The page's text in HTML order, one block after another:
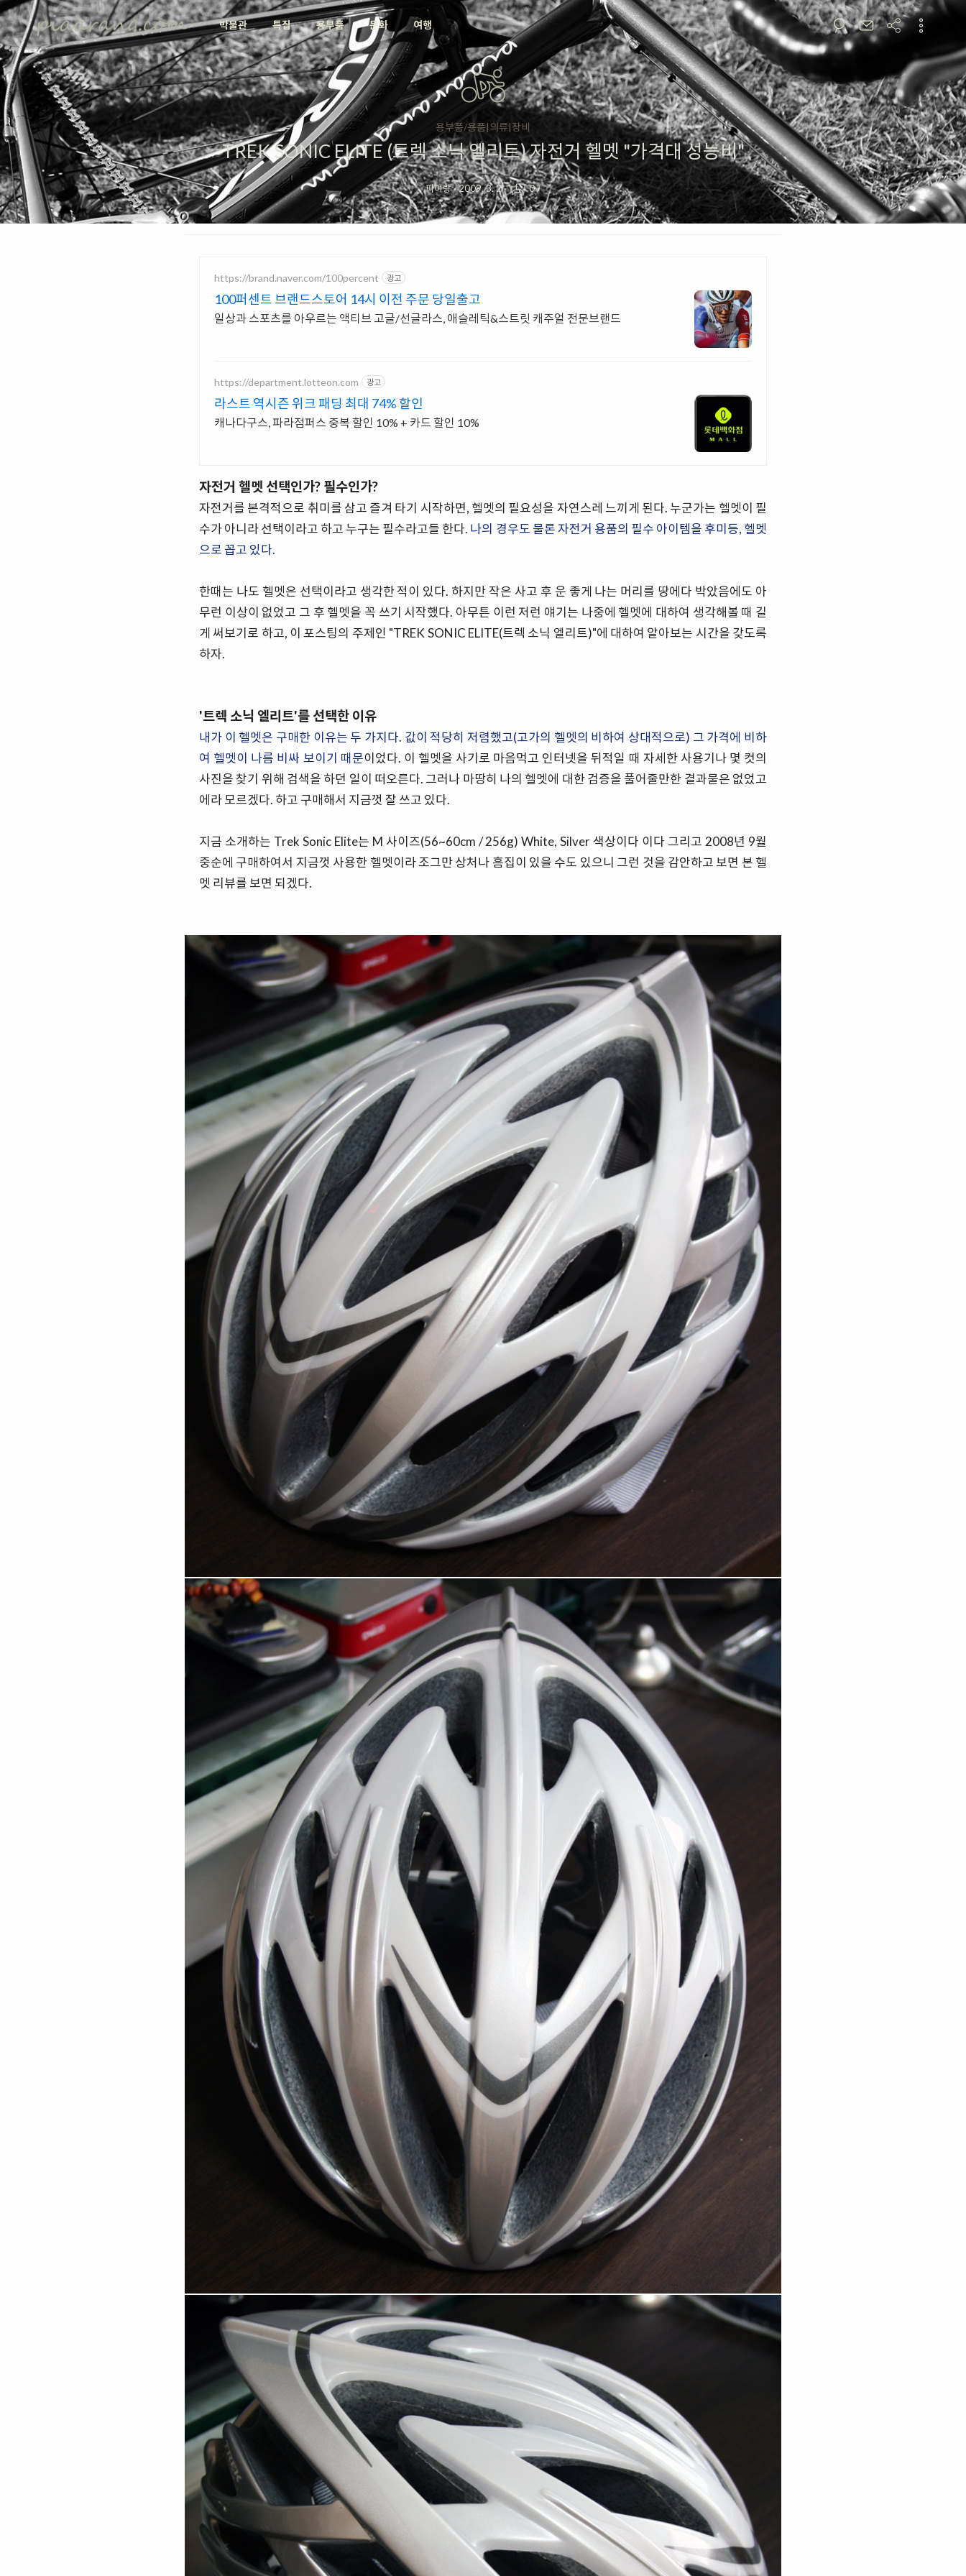
박물관 특집 용부품 문화 여행
용부품/용품|의류|장비
TREK SONIC ELITE (트렉 소닉 엘리트) 자전거 헬멧 "가격대 성능비"
피아랑·2009. 3. 2· 0/
https://brand.naver.com/100percent 광고
100퍼센트 브랜드스토어 14시 이전 주문 당일출고
일상과 스포츠를 아우르는 액티브 고글/선글라스, 애슬레틱&스트릿 캐주얼 전문브랜드
https://department.lotteon.com 광고
라스트 역시즌 위크 패딩 최대 74% 할인
캐나다구스, 파라점퍼스 중복 할인 10% + 카드 할인 10%
자전거 헬멧 선택인가? 필수인가?
자전거를 본격적으로 취미를 삼고 즐겨 타기 시작하면, 헬멧의 필요성을 자연스레 느끼게 된다. 누군가는 헬멧이 필
수가 아니라 선택이라고 하고 누구는 필수라고들 한다. 나의 경우도 물론 자전거 용품의 필수 아이템을 후미등, 헬멧
으로 꼽고 있다.
한때는 나도 헬멧은 선택이라고 생각한 적이 있다. 하지만 작은 사고 후 운 좋게 나는 머리를 땅에다 박았음에도 아
무런 이상이 없었고 그 후 헬멧을 꼭 쓰기 시작했다. 아무튼 이런 저런 얘기는 나중에 헬멧에 대하여 생각해볼 때 길
게 써보기로 하고, 이 포스팅의 주제인 "TREK SONIC ELITE(트렉 소닉 엘리트)"에 대하여 알아보는 시간을 갖도록
하자.
'트렉 소닉 엘리트'를 선택한 이유
내가 이 헬멧은 구매한 이유는 두 가지다. 값이 적당히 저렴했고(고가의 헬멧의 비하여 상대적으로) 그 가격에 비하
여 헬멧이 나름 비싸 보이기 때문이었다. 이 헬멧을 사기로 마음먹고 인터넷을 뒤적일 때 자세한 사용기나 몇 컷의
사진을 찾기 위해 검색을 하던 일이 떠오른다. 그러나 마땅히 나의 헬멧에 대한 검증을 풀어줄만한 결과물은 없었고
에라 모르겠다. 하고 구매해서 지금껏 잘 쓰고 있다.
지금 소개하는 Trek Sonic Elite는 M 사이즈(56~60cm / 256g) White, Silver 색상이다 이다 그리고 2008년 9월
중순에 구매하여서 지금껏 사용한 헬멧이라 조그만 상처나 흠집이 있을 수도 있으니 그런 것을 감안하고 보면 본 헬
멧 리뷰를 보면 되겠다.